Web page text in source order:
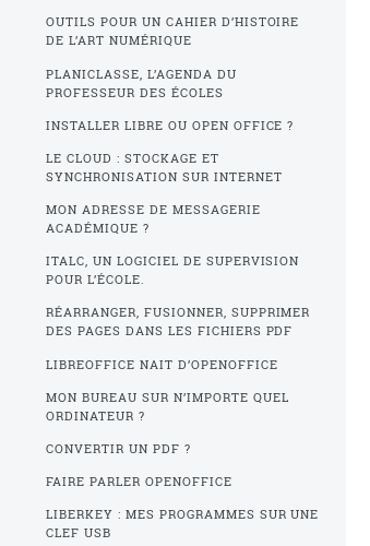
OUTILS POUR UN CAHIER D’HISTOIRE
DE L’ART NUMÉRIQUE
PLANICLASSE, L’AGENDA DU
PROFESSEUR DES ÉCOLES
INSTALLER LIBRE OU OPEN OFFICE ?
LE CLOUD : STOCKAGE ET
SYNCHRONISATION SUR INTERNET
MON ADRESSE DE MESSAGERIE
ACADÉMIQUE ?
ITALC, UN LOGICIEL DE SUPERVISION
POUR L’ÉCOLE.
RÉARRANGER, FUSIONNER, SUPPRIMER
DES PAGES DANS LES FICHIERS PDF
LIBREOFFICE NAIT D’OPENOFFICE
MON BUREAU SUR N’IMPORTE QUEL
ORDINATEUR ?
CONVERTIR UN PDF ?
FAIRE PARLER OPENOFFICE
LIBERKEY : MES PROGRAMMES SUR UNE
CLEF USB